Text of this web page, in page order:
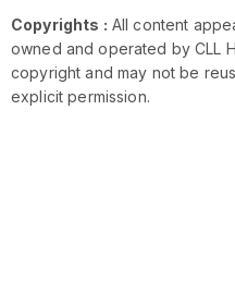
Copyrights : All content
owned and operated by CLL
copyright and may not be
explicit permission.